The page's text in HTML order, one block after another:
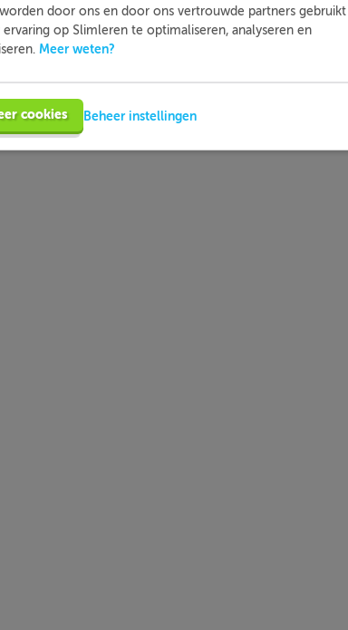
uitkomst
uitkomst
uitkomst
door ons en door ons vertrouwde partners gebruikt
op Slimleren te optimaliseren, analyseren en
Meer weten?
cookies Beheer instellingen